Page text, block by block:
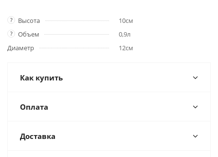
? Высота 10см
? Объем
0,9л
Диаметр
12см
Как купить
Оплата
Доставка